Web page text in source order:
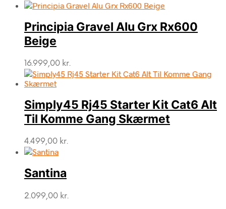
Principia Gravel Alu Grx Rx600
Beige
16.999,00 kr.
Simply45 Rj45 Starter Kit Cat6 Alt
Til Komme Gang Skærmet
4.499,00 kr.
Santina
2.099,00 kr.